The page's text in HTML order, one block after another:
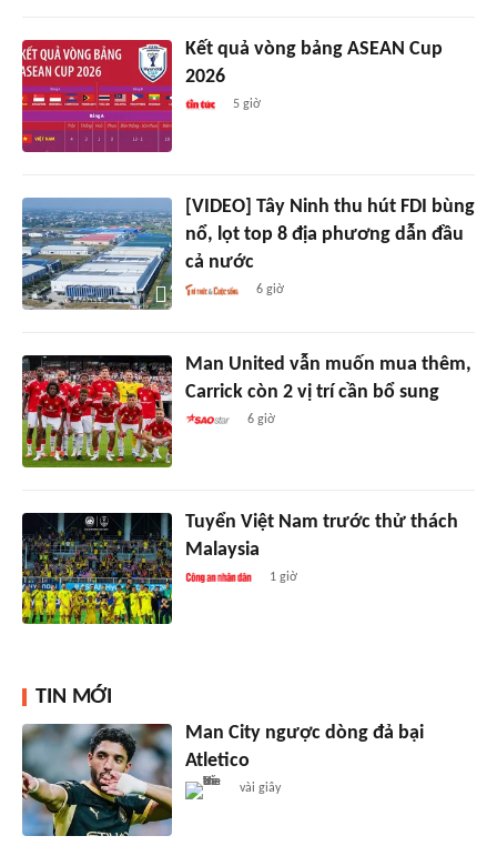
Kết quả vòng bảng ASEAN Cup
2026
5 giờ
[VIDEO] Tây Ninh thu hút FDI bùng
nổ, lọt top 8 địa phương dẫn đầu
cả nước
6 giờ
Man United vẫn muốn mua thêm,
Carrick còn 2 vị trí cần bổ sung
6 giờ
Tuyển Việt Nam trước thử thách
Malaysia
1 giờ
TIN MỚI
Man City ngược dòng đả bại
Atletico
vài giây